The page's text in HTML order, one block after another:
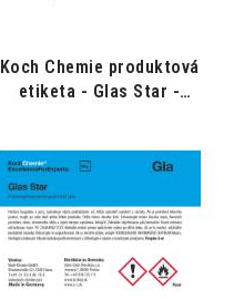
Koch Chemie produktová
etiketa - Glas Star -